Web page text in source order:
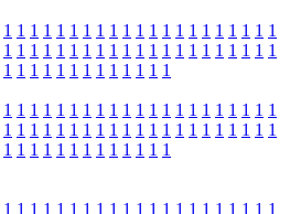
1 1 1 1 1 1 1 1 1 1 1 1 1 1 1 1 1 1 1 1 1
1 1 1 1 1 1 1 1 1 1 1 1 1 1 1 1 1 1 1 1 1
1 1 1 1 1 1 1 1 1 1 1 1 1
1 1 1 1 1 1 1 1 1 1 1 1 1 1 1 1 1 1 1 1 1
1 1 1 1 1 1 1 1 1 1 1 1 1 1 1 1 1 1 1 1 1
1 1 1 1 1 1 1 1 1 1 1 1 1
1 1 1 1 1 1 1 1 1 1 1 1 1 1 1 1 1 1 1 1 1